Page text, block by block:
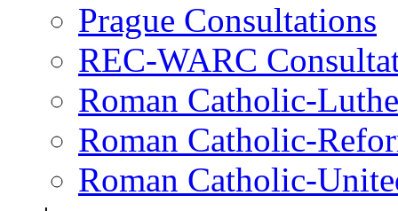
Prague Consultations
REC-WARC
Roman Catholic-
Roman Catholic-
Roman Catholic-